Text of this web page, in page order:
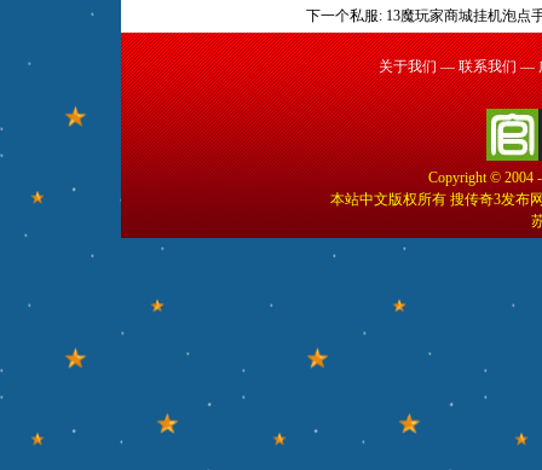
下一个私服: 13魔玩家商城挂机泡点
关于我们 — 联系我们 —
Copyright © 2004
本站中文版权所有 搜传奇3发布